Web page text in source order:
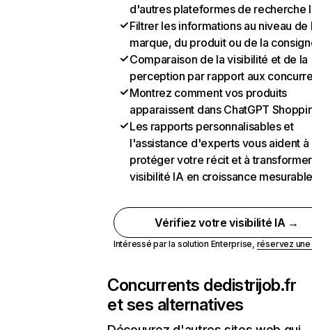
d'autres plateformes de recherche
Filtrer les informations au niveau de
marque, du produit ou de la
Comparaison de la visibilité et de la
perception par rapport aux
Montrez comment vos produits
apparaissent dans ChatGPT
Les rapports personnalisables et
l'assistance d'experts vous aident à
protéger votre récit et à
visibilité IA en croissance
Vérifiez votre visibilité IA →
Intéressé par la solution Enterprise, réservez
Concurrents dedistrijob.fr
et ses alternatives